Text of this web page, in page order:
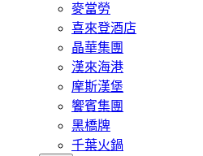
麥當勞
喜來登酒店
晶華集團
漢來海港
摩斯漢堡
饗賓集團
黑橋牌
千葉火鍋